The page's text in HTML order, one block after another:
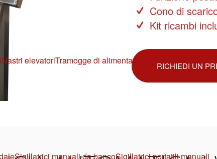
Nastri elevatoriTramogge di alimentazione
Sigillatrici manuali da bancoSigillatrici portatili manuali
Cono di
Kit ricambi
RICHIEDI UN